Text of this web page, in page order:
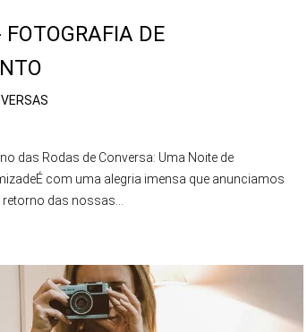
DE
das Rodas de Conversa: Uma Noite de
com uma alegria imensa que anunciamos
das nossas...